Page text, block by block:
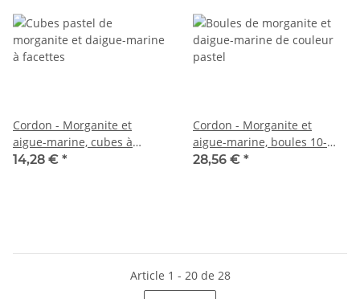
Cordon - Morganite et
aigue-marine, cubes à
facettes 2,5 mm multicolore,
14,28 € *
Cordon - Morganite et
aigue-marine, boules 10-
10,5 mm multicolore, 39 cm
28,56 € *
Article 1 - 20 de 28